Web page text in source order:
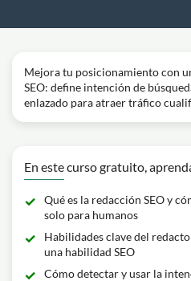
Mejora tu posicionamiento con
SEO: define intención de
enlazado para atraer tráfico
En este curso gratuito,
Qué es la redacción SEO y
solo para humanos
Habilidades clave del
una habilidad SEO
Cómo detectar y usar la